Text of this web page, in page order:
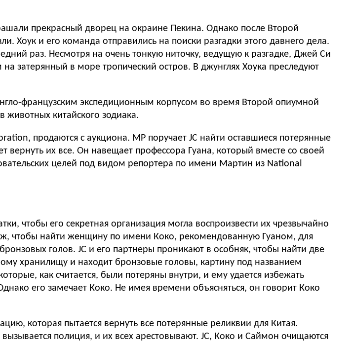
прекрасный дворец на окраине Пекина. Однако после Второй
Хоук и его команда отправились на поиски разгадки этого давнего дела.
раз. Несмотря на очень тонкую ниточку, ведущую к разгадке, Джей Си
затерянный в море тропический остров. В джунглях Хоука преследуют
французским экспедиционным корпусом во время Второй опиумной
китайского зодиака.
продаются с аукциона. MP поручает JC найти оставшиеся потерянные
их все. Он навещает профессора Гуана, который вместе со своей
целей под видом репортера по имени Мартин из National
чтобы его секретная организация могла воспроизвести их чрезвычайно
чтобы найти женщину по имени Коко, рекомендованную Гуаном, для
голов. JC и его партнеры проникают в особняк, чтобы найти две
хранилищу и находит бронзовые головы, картину под названием
как считается, были потеряны внутри, и ему удается избежать
его замечает Коко. Не имея времени объясняться, он говорит Коко
которая пытается вернуть все потерянные реликвии для Китая.
полиция, и их всех арестовывают. JC, Коко и Саймон очищаются